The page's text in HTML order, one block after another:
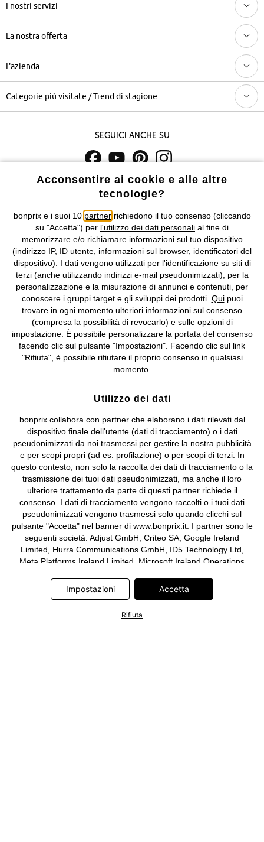
I nostri servizi
La nostra offerta
L'azienda
Categorie più visitate / Trend di stagione
Seguici anche su
I prezzi sono IVA inclusa. Non includonole spese di spedizione e i
costi di servizio.
Condizioni di vendita Accessibilità
Informativa privacy e cookie Gestione dei cookie
Informazioni legali Diritto di recesso
©2026 bonprix.Tutti i diritti riservati.
bonprix S.r.l. con socio unico, sede legale: via Adua 33 - 13855
Valdengo (BI) C.F. 01510910027 - P.I. 01939830020, Reg. Imprese di
Biella n. 01510910027, R.E.A. BI - 171345, N. Reg. Pile:
IT09060P00000858, N. Reg. AEE: IT08020000002105 Capitale
Sociale: euro 1.000.000 i.v, Società soggetta all'attività di direzione
e coordinamento di bonprix Beteiligungs -Verwaltungsgesellschaft
Acconsentire ai cookie e alle altre
tecnologie?
bonprix e i suoi 10 partnerrichiedono il tuo consenso (cliccando
su "Accetta") per l'utilizzo dei dati personali al fine di
memorizzare e/o richiamare informazioni sul tuo dispositivo
(indirizzo IP, ID utente, informazioni sul browser, identificatori del
dispositivo). I dati vengono utilizzati per l'identificazione su siti di
terzi (anche utilizzando indirizzi e-mail pseudonimizzati), per la
personalizzazione e la misurazione di annunci e contenuti, per
conoscere i gruppi target e gli sviluppi dei prodotti. Quipuoi
trovare in ogni momento ulteriori informazioni sul consenso
(compresa la possibilità di revocarlo) e sulle opzioni di
impostazione. È possibile personalizzare la portata del consenso
facendo clic sul pulsante "Impostazioni". Facendo clic sul link
"Rifiuta", è possibile rifiutare il proprio consenso in qualsiasi
momento.
Utilizzo dei dati
bonprix collabora con partner che elaborano i dati rilevati dal
dispositivo finale dell'utente (dati di tracciamento) o i dati
pseudonimizzati da noi trasmessi per gestire la nostra pubblicità
e per scopi propri (ad es. profilazione) o per scopi di terzi. In
questo contesto, non solo la raccolta dei dati di tracciamento o la
trasmissione dei tuoi dati pseudonimizzati, ma anche il loro
ulteriore trattamento da parte di questi partner richiede il
consenso. I dati di tracciamento vengono raccolti o i tuoi dati
pseudonimizzati vengono trasmessi solo quando clicchi sul
pulsante "Accetta" nel banner di www.bonprix.it. I partner sono le
seguenti società: Adjust GmbH, Criteo SA, Google Ireland
Limited, Hurra Communications GmbH, ID5 Technology Ltd,
Meta Platforms Ireland Limited, Microsoft Ireland Operations
Information Technologies UK Limited. Ulteriori informazioni sul
trattamento dei dati da parte di questi partner sono disponibili
accessibile anche tramite un link nel banner.
Impostazioni Accetta
Rifiuta